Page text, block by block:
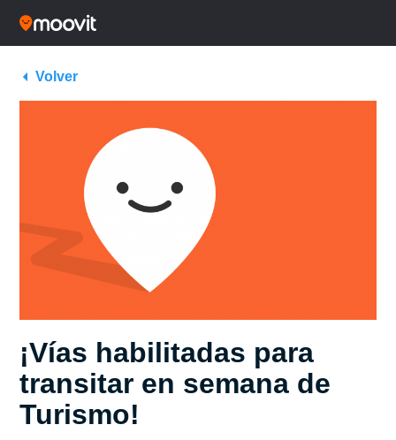
Volver
¡Vías habilitadas para
transitar en semana de
Turismo!